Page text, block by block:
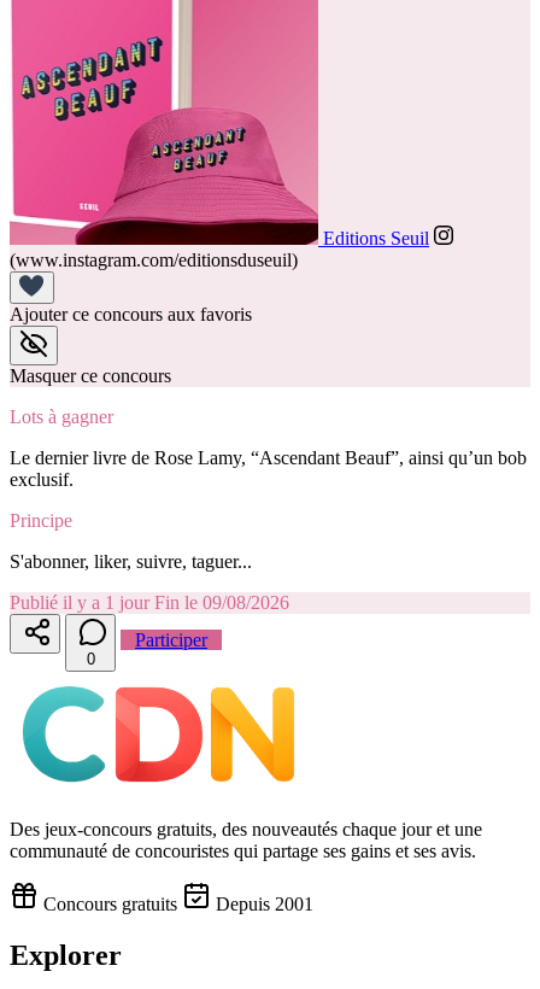
Editions Seuil
(www.instagram.com/editionsduseuil)
Ajouter ce concours aux favoris
Masquer ce concours
Lots à gagner
Le dernier livre de Rose Lamy, “Ascendant Beauf”, ainsi qu’un bob
exclusif.
Principe
S'abonner, liker, suivre, taguer...
Publié il y a 1 jour Fin le 09/08/2026
0
Participer
Des jeux-concours gratuits, des nouveautés chaque jour et une
communauté de concouristes qui partage ses gains et ses avis.
Concours gratuits Depuis 2001
Explorer